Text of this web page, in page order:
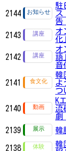
2144
駐
ス
告
2143
オ
化
2142
オ
語
音
2141
韓
よ
つ
2140
K
流
2139 韓
2138
韓